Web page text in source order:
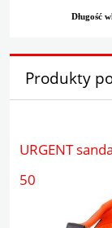
Długość
Produkty
URGENT
50